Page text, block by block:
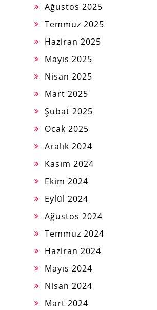
Ağustos 2025
Temmuz 2025
Haziran 2025
Mayıs 2025
Nisan 2025
Mart 2025
Şubat 2025
Ocak 2025
Aralık 2024
Kasım 2024
Ekim 2024
Eylül 2024
Ağustos 2024
Temmuz 2024
Haziran 2024
Mayıs 2024
Nisan 2024
Mart 2024